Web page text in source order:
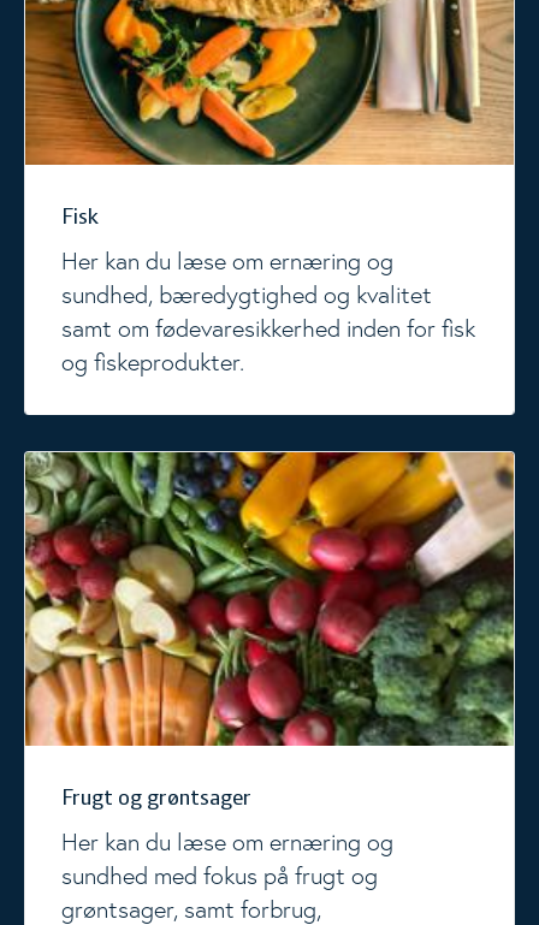
Fisk
Her kan du læse om ernæring og
sundhed, bæredygtighed og kvalitet
samt om fødevaresikkerhed inden for fisk
og fiskeprodukter.
Frugt og grøntsager
Her kan du læse om ernæring og
sundhed med fokus på frugt og
grøntsager, samt forbrug,
Frugt og grøntsager